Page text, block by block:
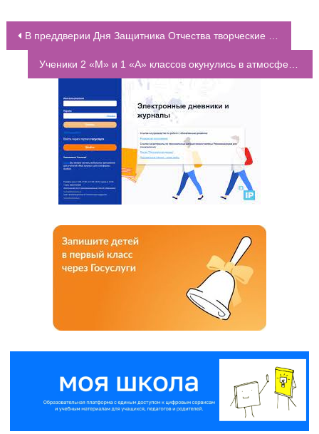
НАВИГАЦИЯ ПО ЗАПИСЯМ
В преддверии Дня Защитника Отчества творческие коллективы Школы №75 посетили военный госпиталь